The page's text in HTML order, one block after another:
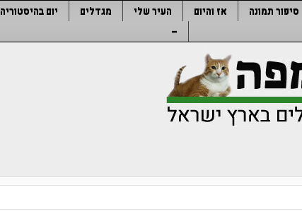
סיפור תמונה אז והיום העיר שלי מגדלים יום בהיסטוריה
–